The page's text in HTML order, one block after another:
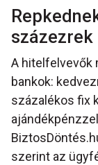
százezrek
A hitelfelvevők
bankok:
százalékos fix
szerint az